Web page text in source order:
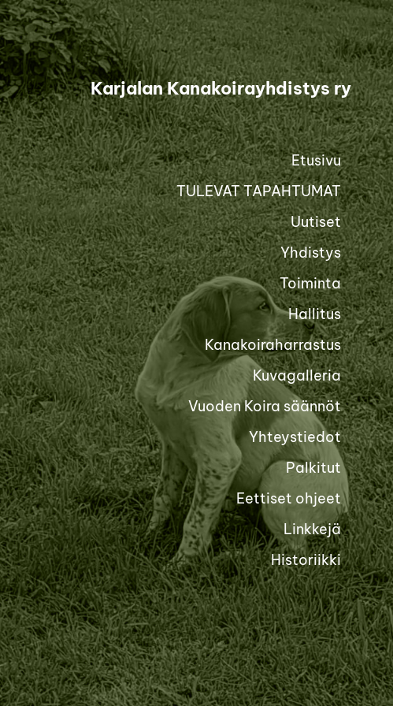
Siirry
sivun
sisältöön
Karjalan Kanakoirayhdistys ry
Etusivu
TULEVAT TAPAHTUMAT
Uutiset
Yhdistys
Toiminta
Hallitus
Kanakoiraharrastus
Kuvagalleria
Vuoden Koira säännöt
Yhteystiedot
Palkitut
Eettiset ohjeet
Linkkejä
Historiikki